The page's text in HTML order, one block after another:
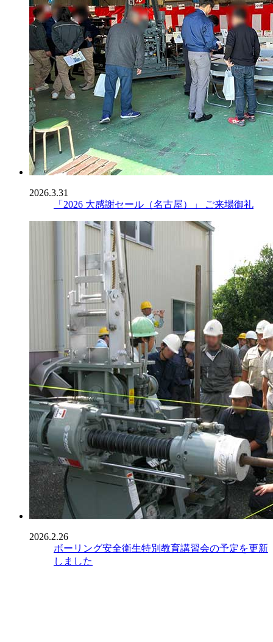
2026.3.31
「2026 大感謝セール（名古屋）」 ご来場御礼
2026.2.26
ボーリング安全衛生特別教育講習会の予定を更新
しました